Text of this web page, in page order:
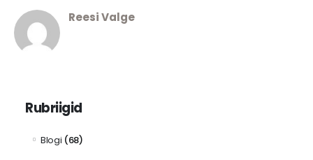
Reesi Valge
Rubriigid
Blogi (68)